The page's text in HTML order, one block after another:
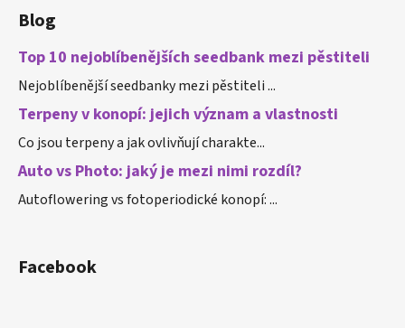
Blog
Top 10 nejoblíbenějších seedbank mezi pěstiteli
Nejoblíbenější seedbanky mezi pěstiteli ...
Terpeny v konopí: jejich význam a vlastnosti
Co jsou terpeny a jak ovlivňují charakte...
Auto vs Photo: jaký je mezi nimi rozdíl?
Autoflowering vs fotoperiodické konopí: ...
Facebook